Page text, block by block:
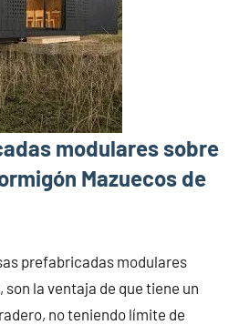
modulares sobre
Mazuecos de
prefabricadas modulares
la ventaja de que tiene un
no teniendo límite de